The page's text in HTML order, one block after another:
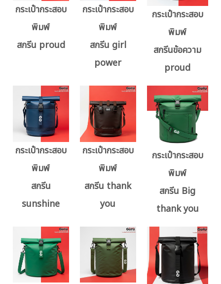
กระเป๋ากระสอบ
พิมพ์
สกรีน proud
กระเป๋ากระสอบ
พิมพ์
สกรีน girl
power
กระเป๋ากระสอบ
พิมพ์
สกรีนข้อความ
proud
กระเป๋ากระสอบ
พิมพ์
สกรีน
sunshine
กระเป๋ากระสอบ
พิมพ์
สกรีน thank
you
กระเป๋ากระสอบ
พิมพ์
สกรีน Big
thank you